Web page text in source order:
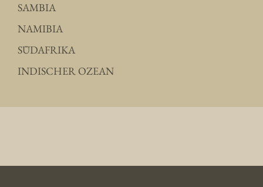
SAMBIA
NAMIBIA
SÜDAFRIKA
INDISCHER OZEAN